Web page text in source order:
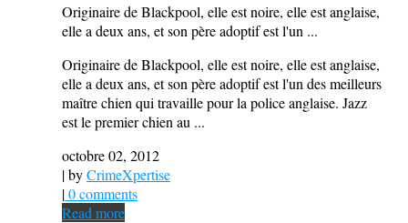
Originaire de Blackpool, elle est noire, elle est anglaise,
elle a deux ans, et son père adoptif est l'un ...
Originaire de Blackpool, elle est noire, elle est anglaise,
elle a deux ans, et son père adoptif est l'un des meilleurs
maître chien qui travaille pour la police anglaise. Jazz
est le premier chien au ...
octobre 02, 2012
| byCrimeXpertise
|0 comments
Read more